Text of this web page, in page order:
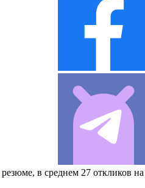
резюме, в среднем 27 откликов